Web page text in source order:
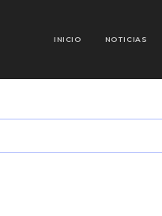
INICIO NOTICIAS